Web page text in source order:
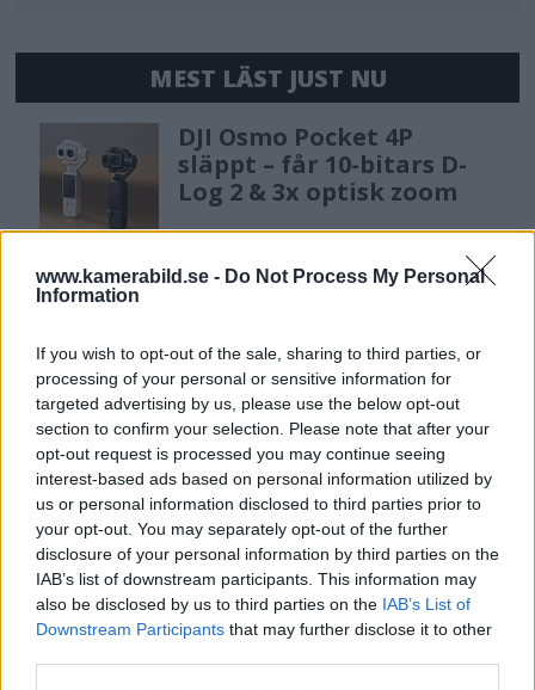
www.kamerabild.se - Do Not Process My Personal
Information
If you wish to opt-out of the sale, sharing to third parties, or
processing of your personal or sensitive information for
targeted advertising by us, please use the below opt-out
section to confirm your selection. Please note that after your
opt-out request is processed you may continue seeing
interest-based ads based on personal information utilized by
us or personal information disclosed to third parties prior to
your opt-out. You may separately opt-out of the further
disclosure of your personal information by third parties on the
IAB’s list of downstream participants. This information may
also be disclosed by us to third parties on the IAB’s List of
Downstream Participants that may further disclose it to other
MEST LÄST JUST NU
DJI Osmo Pocket 4P
släppt – får 10-bitars D-
Log 2 & 3x optisk zoom
Sony lägger bud på
12 miljarder kronor
OM System lanserar
gratislån av kameror &
objektiv i Sverige
Sony FE 100-400mm F5,6-8
OSS – lätt telezoom för
fågel, sport & natur